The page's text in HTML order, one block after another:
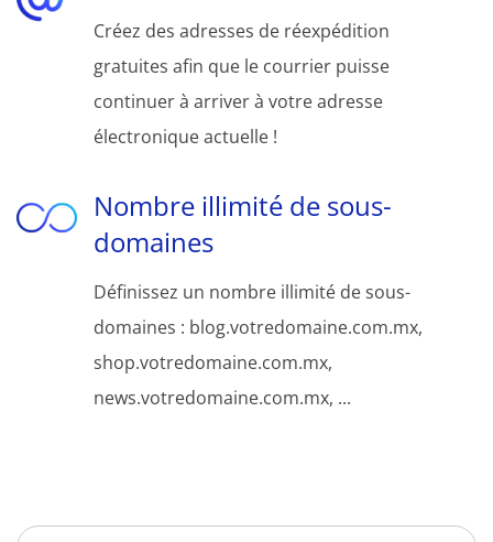
Créez des adresses de réexpédition
gratuites afin que le courrier puisse
continuer à arriver à votre adresse
électronique actuelle !
Nombre illimité de sous-
domaines
Définissez un nombre illimité de sous-
domaines : blog.votredomaine.com.mx,
shop.votredomaine.com.mx,
news.votredomaine.com.mx, ...